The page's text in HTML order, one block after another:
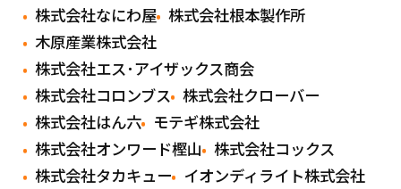
株式会社なにわ屋 株式会社根本製作所
木原産業株式会社
株式会社エス･アイザックス商会
株式会社コロンブス 株式会社クローバー
株式会社はん六
モテギ株式会社
株式会社オンワード樫山 株式会社コックス
株式会社タカキュー
イオンディライト株式会社